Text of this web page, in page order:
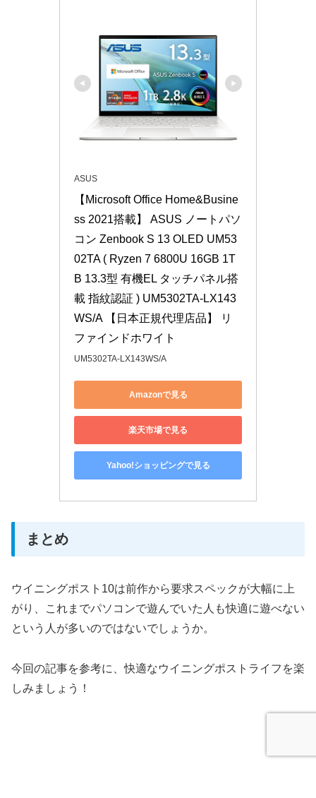
ASUS
【Microsoft Office Home&Busine
ss 2021搭載】 ASUS ノートパソ
コン Zenbook S 13 OLED UM53
02TA ( Ryzen 7 6800U 16GB 1T
B 13.3型 有機EL タッチパネル搭
載 指紋認証 ) UM5302TA-LX143
WS/A 【日本正規代理店品】 リ
ファインドホワイト
UM5302TA-LX143WS/A
Amazonで見る
楽天市場で見る
Yahoo!ショッピングで見る
まとめ
ウイニングポスト10は前作から要求スペックが大幅に上
がり、これまでパソコンで遊んでいた人も快適に遊べない
という人が多いのではないでしょうか。
今回の記事を参考に、快適なウイニングポストライフを楽
しみましょう！